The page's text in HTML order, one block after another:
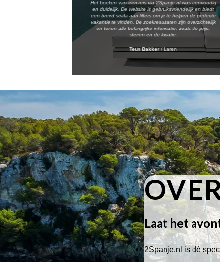
Het boeken van een reis via 2Spanje.nl was eenvoudig
en duidelijk. De website is gebruiksvriendelijk en biedt
een breed scala aan filters om je te helpen de perfecte
vakantie te vinden. De zoekresultaten zijn overzichtelijk
en tonen alle belangrijke informatie, zoals de prijs,
sterren en de locatie.
Teun Bakker /Laren
Laat het
2Spanje.nl is dé